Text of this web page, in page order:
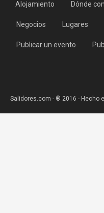
Alojamiento Dónde
Negocios Lugares
Publicar un evento
Salidores.com - ® 2016 - Hecho